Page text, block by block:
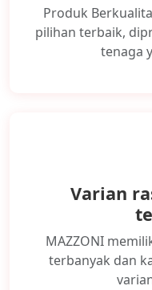
Produk
pilihan terbaik,
tenaga
Varian
MAZZONI
terbanyak dan